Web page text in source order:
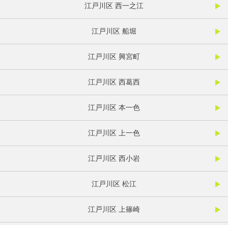
江戸川区 西一之江
江戸川区 船堀
江戸川区 興宮町
江戸川区 西葛西
江戸川区 本一色
江戸川区 上一色
江戸川区 西小岩
江戸川区 松江
江戸川区 上篠崎